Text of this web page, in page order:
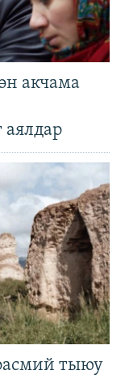
акчама
тыюу